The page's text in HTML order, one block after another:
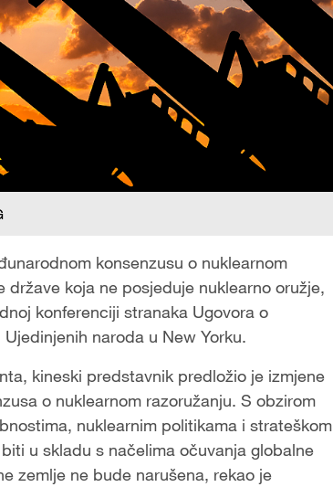
konsenzusu o nuklearnom
koja ne posjeduje nuklearno oružje,
konferenciji stranaka Ugovora o
naroda u New Yorku.
kineski predstavnik predložio je izmjene
o nuklearnom razoružanju. S obzirom
nuklearnim politikama i strateškom
u skladu s načelima očuvanja globalne
zemlje ne bude narušena, rekao je